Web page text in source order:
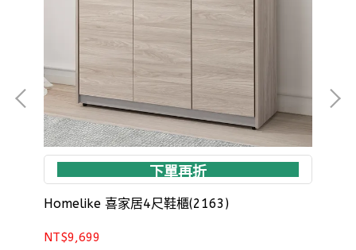
下單再折
Homelike 喜家居4尺鞋櫃(2163)
NT$9,699